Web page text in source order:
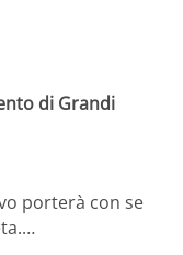
di Grandi
porterà con se